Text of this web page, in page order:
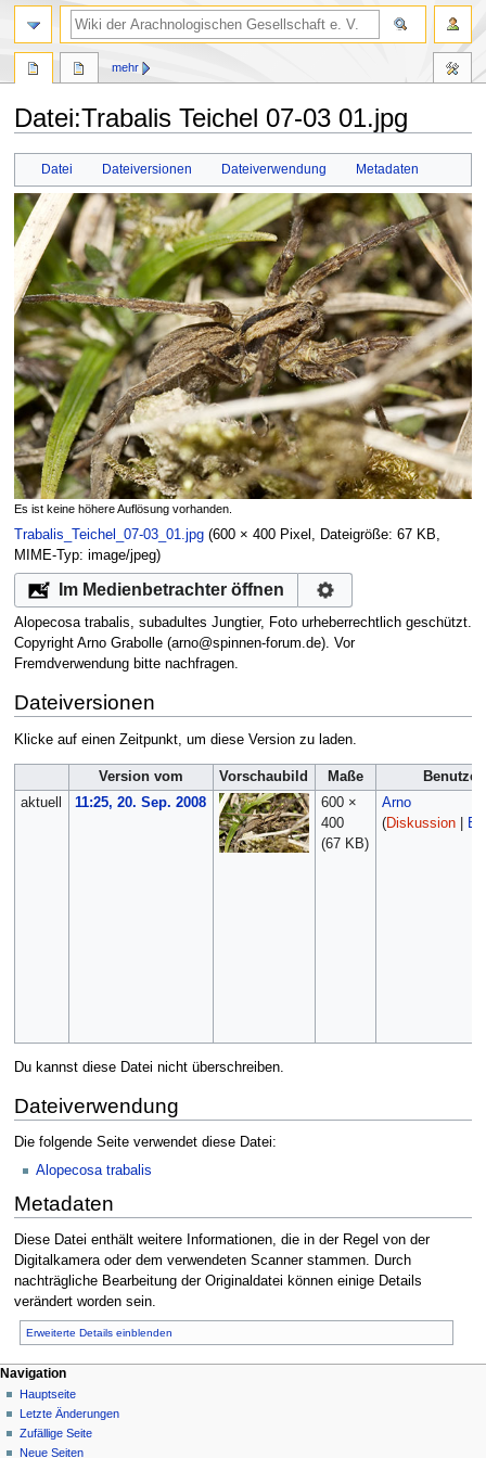
Datei:Trabalis Teichel 07-03 01.jpg
springen
springen
Datei Dateiversionen Dateiverwendung Metadaten
Es ist keine höhere Auflösung vorhanden.
Trabalis_Teichel_07-03_01.jpg‎ (600 × 400 Pixel, Dateigröße: 67 KB,
MIME-Typ: image/jpeg)
Im Medienbetrachter öffnen
Alopecosa trabalis, subadultes Jungtier, Foto urheberrechtlich geschützt.
Copyright Arno Grabolle (arno@spinnen-forum.de). Vor
Fremdverwendung bitte nachfragen.
Dateiversionen
Klicke auf einen Zeitpunkt, um diese Version zu laden.
Version vom Vorschaubild Maße
Benutzer
aktuell
11:25, 20. Sep. 2008
600 ×
400
(67 KB)
Arno
(Diskussion|
Du kannst diese Datei nicht überschreiben.
Dateiverwendung
Die folgende Seite verwendet diese Datei:
Alopecosa trabalis
Metadaten
Diese Datei enthält weitere Informationen, die in der Regel von der
Digitalkamera oder dem verwendeten Scanner stammen. Durch
nachträgliche Bearbeitung der Originaldatei können einige Details
verändert worden sein.
Erweiterte Details einblenden
mehr
Navigation
Hauptseite
Letzte Änderungen
Zufällige Seite
Neue Seiten